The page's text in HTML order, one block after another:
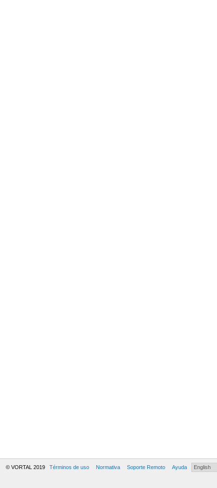
© VORTAL 2019 Términos de uso Normativa Soporte Remoto Ayuda